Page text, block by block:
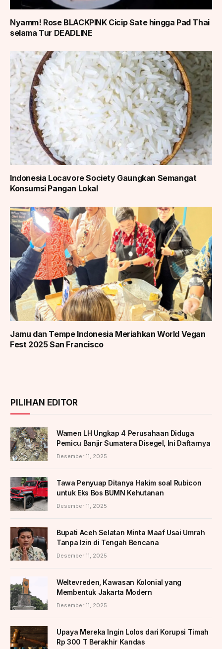
Nyamm! Rose BLACKPINK Cicip Sate hingga Pad Thai
selama Tur DEADLINE
Indonesia Locavore Society Gaungkan Semangat
Konsumsi Pangan Lokal
Jamu dan Tempe Indonesia Meriahkan World Vegan
Fest 2025 San Francisco
PILIHAN EDITOR
Wamen LH Ungkap 4 Perusahaan Diduga
Pemicu Banjir Sumatera Disegel, Ini Daftarnya
Desember 11, 2025
Tawa Penyuap Ditanya Hakim soal Rubicon
untuk Eks Bos BUMN Kehutanan
Desember 11, 2025
Bupati Aceh Selatan Minta Maaf Usai Umrah
Tanpa Izin di Tengah Bencana
Desember 11, 2025
Weltevreden, Kawasan Kolonial yang
Membentuk Jakarta Modern
Desember 11, 2025
Upaya Mereka Ingin Lolos dari Korupsi Timah
Rp 300 T Berakhir Kandas